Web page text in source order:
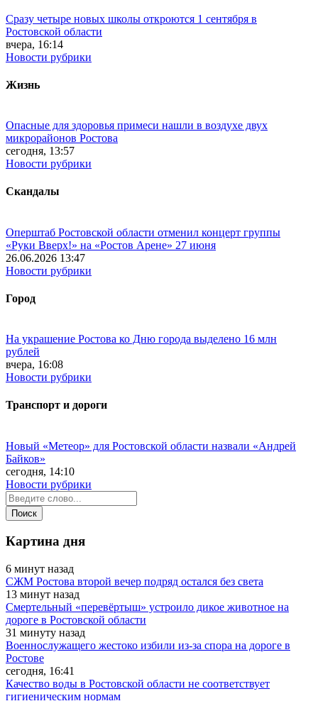
Сразу четыре новых школы откроются 1 сентября в
Ростовской области
вчера, 16:14
Новости рубрики
Жизнь
Опасные для здоровья примеси нашли в воздухе двух
микрорайонов Ростова
сегодня, 13:57
Новости рубрики
Скандалы
Оперштаб Ростовской области отменил концерт группы
«Руки Вверх!» на «Ростов Арене» 27 июня
26.06.2026 13:47
Новости рубрики
Город
На украшение Ростова ко Дню города выделено 16 млн
рублей
вчера, 16:08
Новости рубрики
Транспорт и дороги
Новый «Метеор» для Ростовской области назвали «Андрей
Байков»
сегодня, 14:10
Новости рубрики
Картина дня
6 минут назад
СЖМ Ростова второй вечер подряд остался без света
13 минут назад
Смертельный «перевёртыш» устроило дикое животное на
дороге в Ростовской области
31 минуту назад
Военнослужащего жестоко избили из-за спора на дороге в
Ростове
сегодня, 16:41
Качество воды в Ростовской области не соответствует
гигиеническим нормам